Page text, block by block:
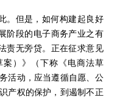
。但是，如何构建起良好
阶段的电子商务产业之有
责无旁贷。正在征求意见
）》（下称《电商法草
活动，应当遵循自愿、公
产权的保护，到遏制不正